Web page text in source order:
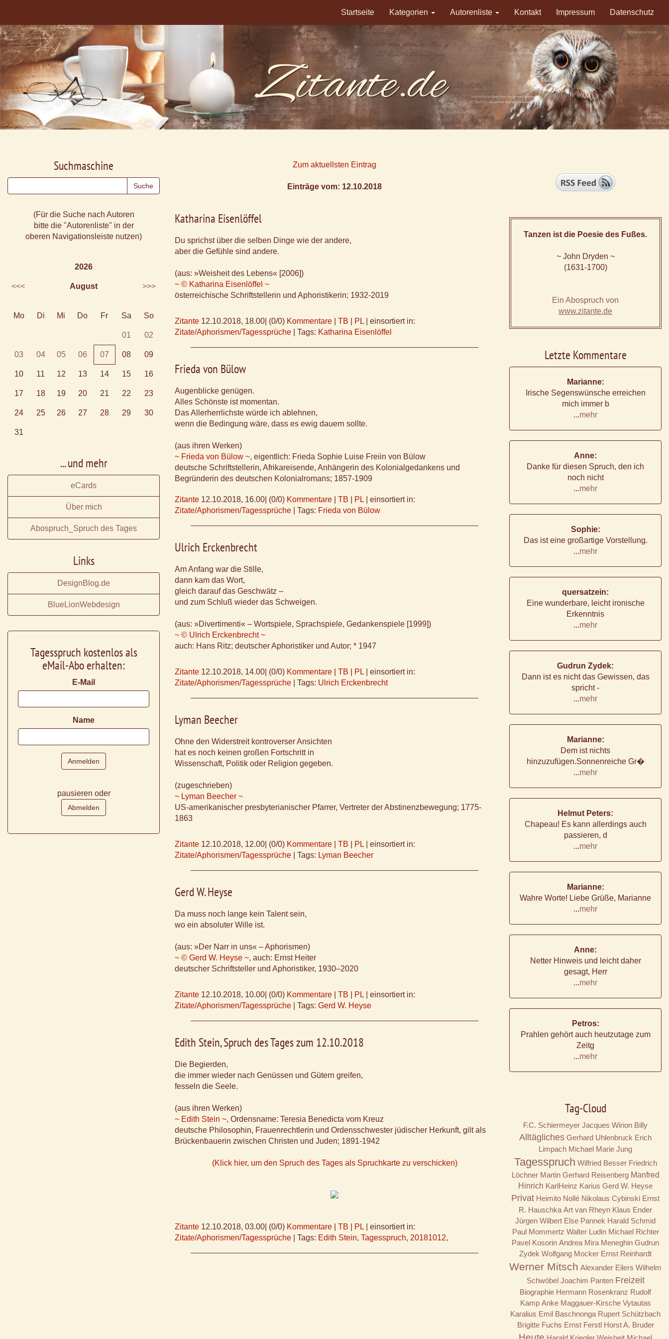
Startseite Kategorien Autorenliste Kontakt Impressum Datenschutz
Zum aktuellsten Eintrag
Einträge vom: 12.10.2018
Katharina Eisenlöffel
Du sprichst über die selben Dinge wie der andere,
aber die Gefühle sind andere.
(aus: »Weisheit des Lebens« [2006])
~ © Katharina Eisenlöffel ~
österreichische Schriftstellerin und Aphoristikerin; 1932-2019
Zitante 12.10.2018, 18.00 (0/0) Kommentare TB PL
einsortiert in:
Zitate/Aphorismen/Tagessprüche
Tags: Katharina Eisenlöffel
Frieda von Bülow
Augenblicke genügen.
Alles Schönste ist momentan.
Das Allerherrlichste würde ich ablehnen,
wenn die Bedingung wäre, dass es ewig dauern sollte.
(aus ihren Werken)
~ Frieda von Bülow ~, eigentlich: Frieda Sophie Luise Freiin von Bülow
deutsche Schriftstellerin, Afrikareisende, Anhängerin des Kolonialgedankens und
Begründerin des deutschen Kolonialromans; 1857-1909
Zitante 12.10.2018, 16.00 (0/0) Kommentare TB PL
einsortiert in:
Zitate/Aphorismen/Tagessprüche
Tags: Frieda von Bülow
Ulrich Erckenbrecht
Am Anfang war die Stille,
dann kam das Wort,
gleich darauf das Geschwätz –
und zum Schluß wieder das Schweigen.
(aus: »Divertimenti« – Wortspiele, Sprachspiele, Gedankenspiele [1999])
~ © Ulrich Erckenbrecht ~
auch: Hans Ritz; deutscher Aphoristiker und Autor; * 1947
Zitante 12.10.2018, 14.00 (0/0) Kommentare TB PL
einsortiert in:
Zitate/Aphorismen/Tagessprüche
Tags: Ulrich Erckenbrecht
Lyman Beecher
Ohne den Widerstreit kontroverser Ansichten
hat es noch keinen großen Fortschritt in
Wissenschaft, Politik oder Religion gegeben.
(zugeschrieben)
~ Lyman Beecher ~
US-amerikanischer presbyterianischer Pfarrer, Vertreter der Abstinenzbewegung; 1775-
1863
Zitante 12.10.2018, 12.00 (0/0) Kommentare TB PL
einsortiert in:
Zitate/Aphorismen/Tagessprüche
Tags: Lyman Beecher
Gerd W. Heyse
Da muss noch lange kein Talent sein,
wo ein absoluter Wille ist.
(aus: »Der Narr in uns« – Aphorismen)
~ © Gerd W. Heyse ~, auch: Ernst Heiter
deutscher Schriftsteller und Aphoristiker, 1930–2020
Zitante 12.10.2018, 10.00 (0/0) Kommentare TB PL
einsortiert in:
Zitate/Aphorismen/Tagessprüche
Tags: Gerd W. Heyse
Edith Stein, Spruch des Tages zum 12.10.2018
Die Begierden,
die immer wieder nach Genüssen und Gütern greifen,
fesseln die Seele.
(aus ihren Werken)
~ Edith Stein ~, Ordensname: Teresia Benedicta vom Kreuz
deutsche Philosophin, Frauenrechtlerin und Ordensschwester jüdischer Herkunft, gilt als
Brückenbauerin zwischen Christen und Juden; 1891-1942
(Klick hier, um den Spruch des Tages als Spruchkarte zu verschicken)
Zitante 12.10.2018, 03.00 (0/0) Kommentare TB PL
einsortiert in:
Zitate/Aphorismen/Tagessprüche
Tags: Edith Stein, Tagesspruch, 20181012,
Suchmaschine
(Für die Suche nach Autoren
bitte die "Autorenliste" in der
oberen Navigationsleiste nutzen)
2026
<<< August >>>
Mo Di Mi Do Fr Sa So
01 02
03 04 05 06 07 08 09
10 11 12 13 14 15 16
17 18 19 20 21 22 23
24 25 26 27 28 29 30
31
... und mehr
eCards
Über mich
Abospruch_Spruch des Tages
Links
DesignBlog.de
BlueLionWebdesign
Tagesspruch kostenlos als
eMail-Abo erhalten:
E-Mail
Name
pausieren oder
Tanzen ist die Poesie des Fußes.
~ John Dryden ~
(1631-1700)
Ein Abospruch von
www.zitante.de
Letzte Kommentare
Marianne:
Irische Segenswünsche erreichen
mich immer b
...mehr
Anne:
Danke für diesen Spruch, den ich
noch nicht
...mehr
Sophie:
Das ist eine großartige Vorstellung.
...mehr
quersatzein:
Eine wunderbare, leicht ironische
Erkenntnis
...mehr
Gudrun Zydek:
Dann ist es nicht das Gewissen, das
spricht -
...mehr
Marianne:
Dem ist nichts
hinzuzufügen.Sonnenreiche Gr�
...mehr
Helmut Peters:
Chapeau! Es kann allerdings auch
passieren, d
...mehr
Marianne:
Wahre Worte! Liebe Grüße, Marianne
...mehr
Anne:
Netter Hinweis und leicht daher
gesagt, Herr
...mehr
Petros:
Prahlen gehört auch heutzutage zum
Zeitg
...mehr
Tag-Cloud
F.C. Schiermeyer Jacques Wirion Billy
Alltägliches Gerhard Uhlenbruck Erich
Limpach Michael Marie Jung
Tagesspruch Wilfried Besser Friedrich
Löchner Martin Gerhard Reisenberg Manfred
Hinrich KarlHeinz Karius Gerd W. Heyse
Privat Heimito Nollé Nikolaus Cybinski Ernst
R. Hauschka Art van Rheyn Klaus Ender
Jürgen Wilbert Else Pannek Harald Schmid
Paul Mommertz Walter Ludin Michael Richter
Pavel Kosorin Andrea Mira Meneghin Gudrun
Zydek Wolfgang Mocker Ernst Reinhardt
Werner Mitsch Alexander Eilers Wilhelm
Schwöbel Joachim Panten Freizeit
Biographie Hermann Rosenkranz Rudolf
Kamp Anke Maggauer-Kirsche Vytautas
Karalius Emil Baschnonga Rupert Schützbach
Brigitte Fuchs Ernst Ferstl Horst A. Bruder